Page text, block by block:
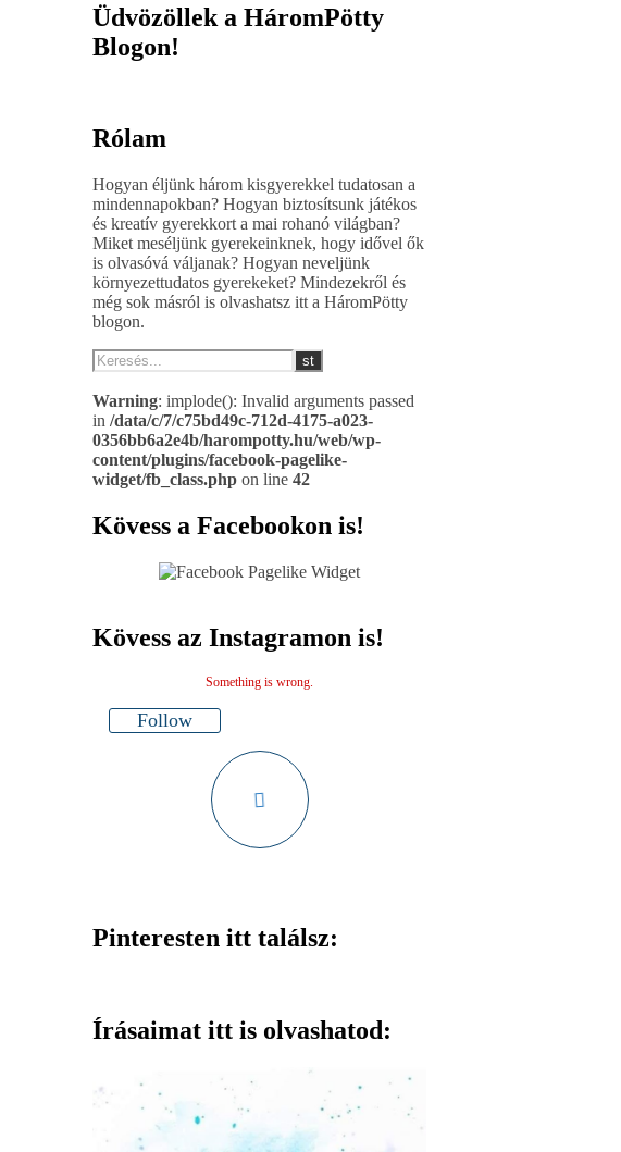
Üdvözöllek a HáromPötty
Blogon!
Rólam
Hogyan éljünk három kisgyerekkel tudatosan a
mindennapokban? Hogyan biztosítsunk játékos
és kreatív gyerekkort a mai rohanó világban?
Miket meséljünk gyerekeinknek, hogy idővel ők
is olvasóvá váljanak? Hogyan neveljünk
környezettudatos gyerekeket? Mindezekről és
még sok másról is olvashatsz itt a HáromPötty
blogon.
Warning: implode(): Invalid arguments passed
in /data/c/7/c75bd49c-712d-4175-a023-
0356bb6a2e4b/harompotty.hu/web/wp-
content/plugins/facebook-pagelike-
widget/fb_class.php on line 42
Kövess a Facebookon is!
Kövess az Instagramon is!
Something is wrong.
Follow
Pinteresten itt találsz:
Írásaimat itt is olvashatod: